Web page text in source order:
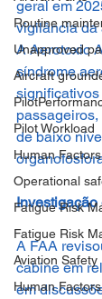
Routine
Unapproved
Aircraft
Pilot Workload
Human Factors
Operational
Fatigue Risk
Fatigue Risk
Aviation Safety
Human Factors
geral em
vigilância da
A Aerotoxic
síndrome
de baixo
Investigação
A FAA
cabine em
em